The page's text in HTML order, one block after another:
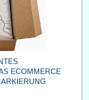
ECOMMERCE